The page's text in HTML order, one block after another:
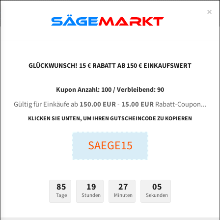
DAISS + PARTNER HBS 260 S für 4150 mm Bi-
Metall Bandsägeblätter
Länge (mm):
Stärken + Zahnteilung:
mm
ABOUTS
ENGLISH
Bi-Metall Meterware
Fleischerei Bandsägeblätter
Bandmesser Glatt Meterware
Konvex Meterware
×
GLÜCKWUNSCH! 15 € RABATT AB 150 € EINKAUFSWERT
Kupon Anzahl: 100 / Verbleibend: 90
Gültig für Einkäufe ab150.00 EUR- 15.00 EURRabatt-Coupon...
KLICKEN SIE UNTEN, UM IHREN GUTSCHEINCODE ZU KOPIEREN
SAEGE15
85
Tage
19
Stunden
27
Minuten
04
Sekunden